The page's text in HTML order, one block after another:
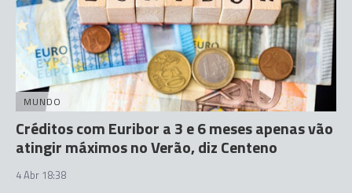
MUNDO
Créditos com Euribor a 3 e 6 meses apenas vão
atingir máximos no Verão, diz Centeno
4 Abr 18:38